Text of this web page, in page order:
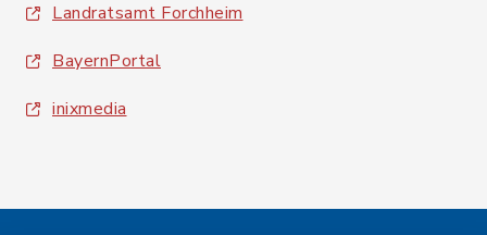
Landratsamt Forchheim
BayernPortal
inixmedia